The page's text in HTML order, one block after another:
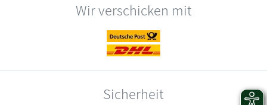
Wir verschicken mit
Sicherheit